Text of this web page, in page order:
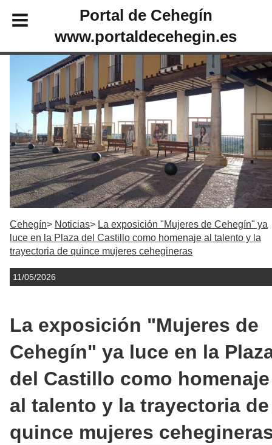
Portal de Cehegín
www.portaldecehegin.es
Cehegín Noticias
La exposición "Mujeres de Cehegín" ya
luce en la Plaza del Castillo como homenaje al talento y la
trayectoria de quince mujeres cehegineras
11/05/2026
La exposición "Mujeres de
Cehegín" ya luce en la
del Castillo como homenaje
al talento y la trayectoria de
quince mujeres